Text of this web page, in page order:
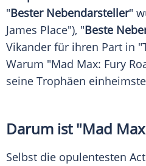
"Bester Nebendarsteller"
James Place"), "Beste
Vikander für ihren Part in "
Warum "Mad Max: Fury
seine Trophäen
Darum ist "Mad Max
Selbst die opulentesten